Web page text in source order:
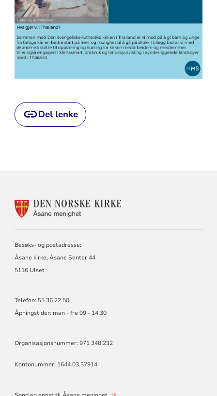
Del lenke
KONTAKTINFORMASJON
Besøks- og postadresse:
Åsane kirke, Åsane Senter 44
5116 Ulset
Telefon: 55 36 22 50
Åpningstider: man - fre 09 - 14.30
Organisasjonsnummer: 971 348 232
Kontonummer: 1644.03.37914